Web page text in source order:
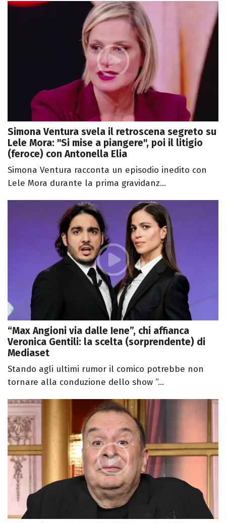
Simona Ventura svela il retroscena segreto su
Lele Mora: "Si mise a piangere", poi il litigio
(feroce) con Antonella Elia
Simona Ventura racconta un episodio inedito con
Lele Mora durante la prima gravidanz...
“Max Angioni via dalle Iene”, chi affianca
Veronica Gentili: la scelta (sorprendente) di
Mediaset
Stando agli ultimi rumor il comico potrebbe non
tornare alla conduzione dello show “...